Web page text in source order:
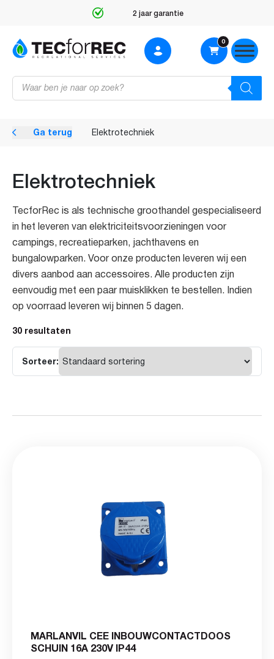
2 jaar garantie
Producten
zoeken
0
Ga terug Elektrotechniek
Elektrotechniek
TecforRec is als technische groothandel gespecialiseerd
in het leveren van elektriciteitsvoorzieningen voor
campings, recreatieparken, jachthavens en
bungalowparken. Voor onze producten leveren wij een
divers aanbod aan accessoires. Alle producten zijn
eenvoudig met een paar muisklikken te bestellen. Indien
op voorraad leveren wij binnen 5 dagen.
30 resultaten
Sorteer:
MARLANVIL CEE INBOUWCONTACTDOOS
SCHUIN 16A 230V IP44